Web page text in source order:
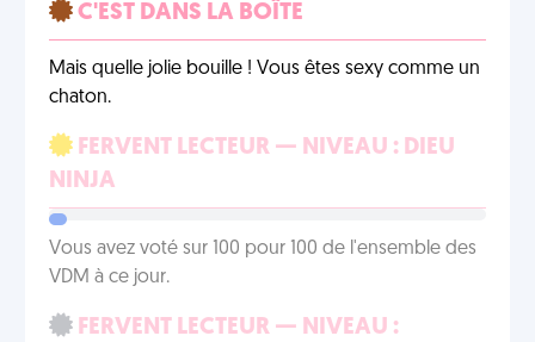
C'EST DANS LA BOÎTE
Mais quelle jolie bouille ! Vous êtes sexy comme un
chaton.
FERVENT LECTEUR — NIVEAU : DIEU
NINJA
Vous avez voté sur 100 pour 100 de l'ensemble des
VDM à ce jour.
FERVENT LECTEUR — NIVEAU :